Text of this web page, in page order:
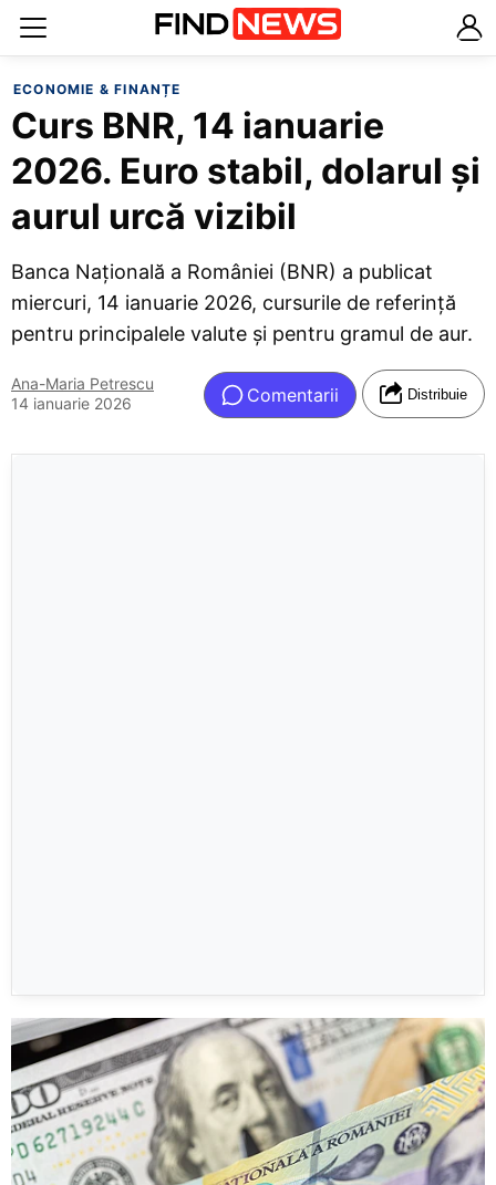
ECONOMIE & FINANȚE
Curs BNR, 14 ianuarie
2026. Euro stabil, dolarul și
aurul urcă vizibil
Banca Națională a României (BNR) a publicat
miercuri, 14 ianuarie 2026, cursurile de referință
pentru principalele valute și pentru gramul de aur.
Ana-Maria Petrescu
14 ianuarie 2026
Comentarii Distribuie